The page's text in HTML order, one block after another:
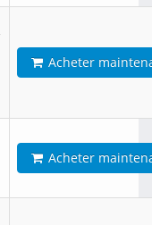
Acheter
Acheter